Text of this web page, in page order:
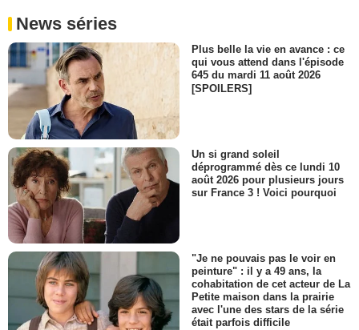
News séries
Plus belle la vie en avance : ce
qui vous attend dans l'épisode
645 du mardi 11 août 2026
[SPOILERS]
Un si grand soleil
déprogrammé dès ce lundi 10
août 2026 pour plusieurs jours
sur France 3 ! Voici pourquoi
"Je ne pouvais pas le voir en
peinture" : il y a 49 ans, la
cohabitation de cet acteur de La
Petite maison dans la prairie
avec l'une des stars de la série
était parfois difficile